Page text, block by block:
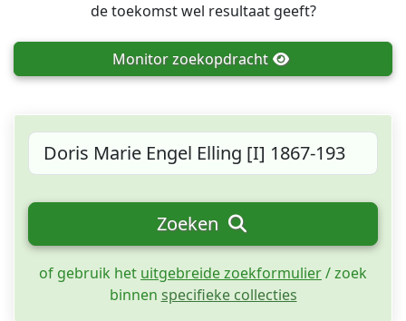
de toekomst wel resultaat geeft?
Monitorzoekopdracht
Zoeken
of gebruik het uitgebreide zoekformulier/ zoek
binnen specifieke collecties